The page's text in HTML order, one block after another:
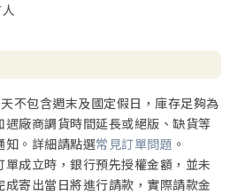
不包含週末及國定假日，庫存足夠為
遇廠商調貨時間延長或絕版、缺貨等
知。詳細請點選常見訂單問題 。
單成立時，銀行預先授權金額，並未
成寄出當日將進行請款，實際請款金